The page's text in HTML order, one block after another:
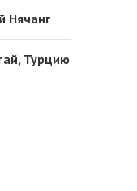
Нячанг
Турцию